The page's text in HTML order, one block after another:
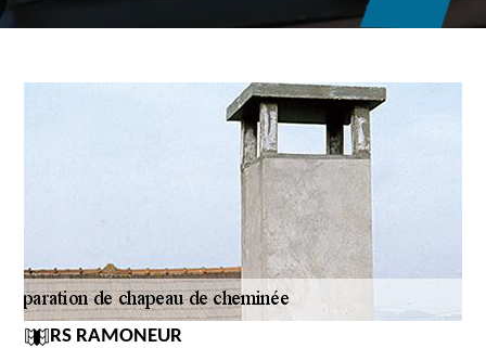
RS RAMONEUR